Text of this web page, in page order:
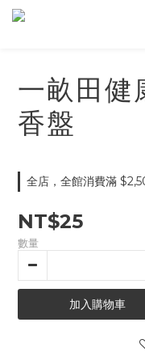
一畝田健
香盤
全店，全館消費滿
NT$25
數量
加入購物車